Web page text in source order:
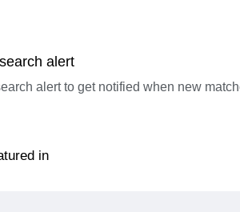
alert
alert to get notified when new
in